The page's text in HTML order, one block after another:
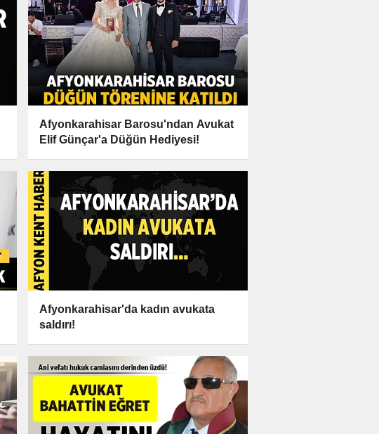
Afyonkarahisar Barosu'ndan Avukat
Elif Günçar'a Düğün Hediyesi!
Afyonkarahisar'da kadın avukata
saldırı!